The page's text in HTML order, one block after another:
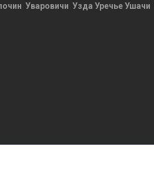
Уваровичи Узда УречьеУшачи